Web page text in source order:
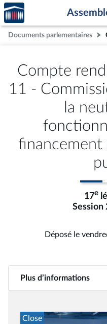
Aller au contenu
Aller en bas de la page
Accèder
à la
page
d'accueil
Documents parlementaires
Compte
11 -
la
financement
17e
Session
Déposé le
Plus d’informations
<b>Plus
Close